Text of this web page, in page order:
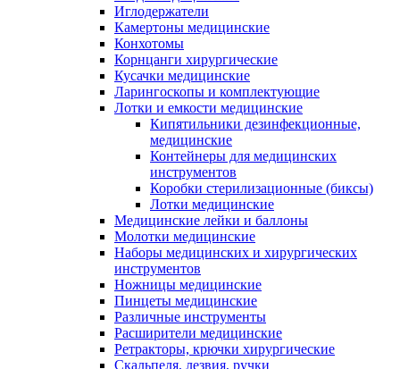
Иглодержатели
Камертоны медицинские
Конхотомы
Корнцанги хирургические
Кусачки медицинские
Ларингоскопы и комплектующие
Лотки и емкости медицинские
Кипятильники дезинфекционные,
медицинские
Контейнеры для медицинских
инструментов
Коробки стерилизационные (биксы)
Лотки медицинские
Медицинские лейки и баллоны
Молотки медицинские
Наборы медицинских и хирургических
инструментов
Ножницы медицинские
Пинцеты медицинские
Различные инструменты
Расширители медицинские
Ретракторы, крючки хирургические
Скальпеля, лезвия, ручки